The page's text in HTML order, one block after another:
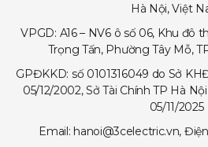
Hà Nội, Việt
VPGD: A16 – NV6 ô số 06, Khu đô
Trọng Tấn, Phường Tây Mỗ,
GPĐKKD: số 0101316049 do Sở
05/12/2002, Sở Tài Chính TP Hà
05/11/2025
Email: hanoi@3celectric.vn,